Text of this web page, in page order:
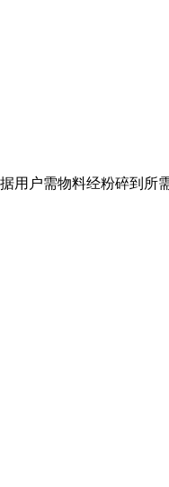
用户需物料经粉碎到